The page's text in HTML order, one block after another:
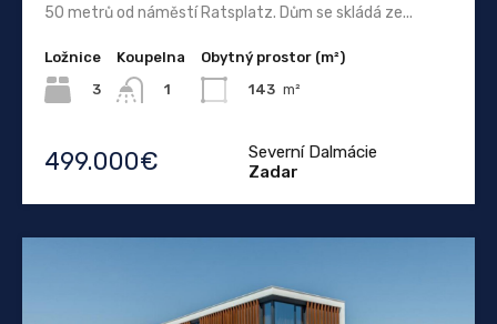
50 metrů od náměstí Ratsplatz. Dům se skládá ze...
Ložnice
3
Koupelna
1
Obytný prostor (m²)
143 m²
499.000€
Severní Dalmácie
Zadar